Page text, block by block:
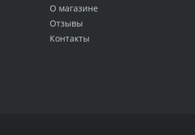
О магазине
Отзывы
Контакты